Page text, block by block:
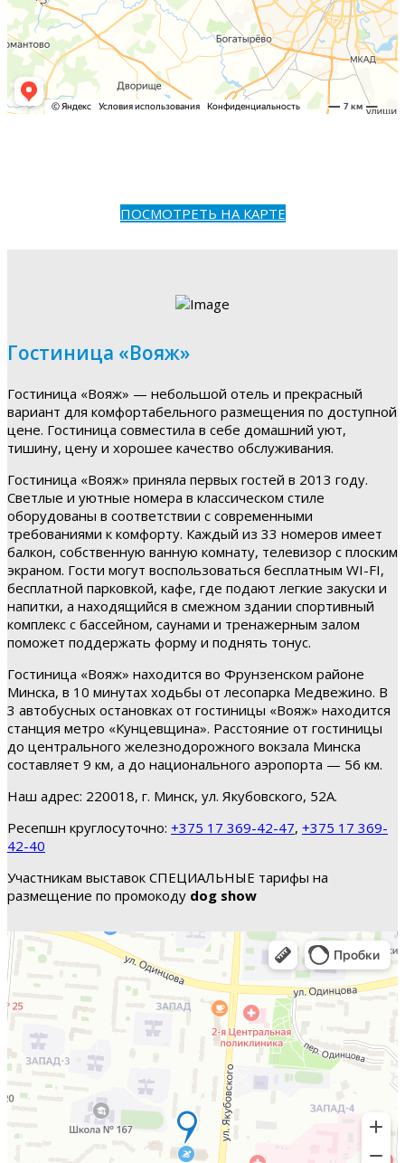
ПОСМОТРЕТЬ НА КАРТЕ
Гостиница «Вояж»
Гостиница «Вояж» — небольшой отель и прекрасный
вариант для комфортабельного размещения по доступной
цене. Гостиница совместила в себе домашний уют,
тишину, цену и хорошее качество обслуживания.
Гостиница «Вояж» приняла первых гостей в 2013 году.
Светлые и уютные номера в классическом стиле
оборудованы в соответствии с современными
требованиями к комфорту. Каждый из 33 номеров имеет
балкон, собственную ванную комнату, телевизор с плоским
экраном. Гости могут воспользоваться бесплатным WI-FI,
бесплатной парковкой, кафе, где подают легкие закуски и
напитки, а находящийся в смежном здании спортивный
комплекс с бассейном, саунами и тренажерным залом
поможет поддержать форму и поднять тонус.
Гостиница «Вояж» находится во Фрунзенском районе
Минска, в 10 минутах ходьбы от лесопарка Медвежино. В
3 автобусных остановках от гостиницы «Вояж» находится
станция метро «Кунцевщина». Расстояние от гостиницы
до центрального железнодорожного вокзала Минска
составляет 9 км, а до национального аэропорта — 56 км.
Наш адрес: 220018, г. Минск, ул. Якубовского, 52А.
Ресепшн круглосуточно: +375 17 369-42-47, +375 17 369-
42-40
Участникам выставок СПЕЦИАЛЬНЫЕ тарифы на
размещение по промокоду dog show